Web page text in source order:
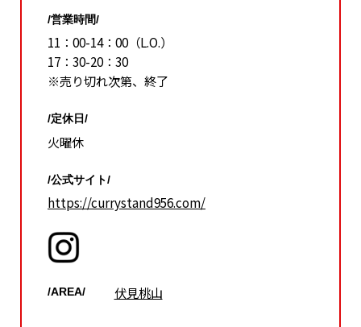
/営業時間/
11：00-14：00（L.O.）
17：30-20：30
※売り切れ次第、終了
/定休日/
火曜休
/公式サイト/
https://currystand956.com/
/AREA/ 伏見桃山